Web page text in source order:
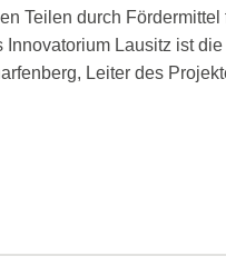
Teilen durch
Lausitz ist
Leiter des